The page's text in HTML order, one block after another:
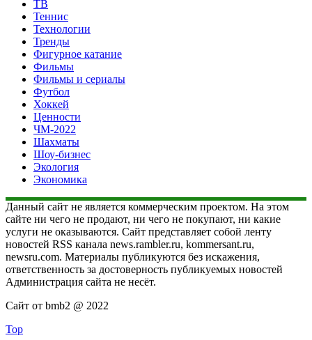
ТВ
Теннис
Технологии
Тренды
Фигурное катание
Фильмы
Фильмы и сериалы
Футбол
Хоккей
Ценности
ЧМ-2022
Шахматы
Шоу-бизнес
Экология
Экономика
Данный сайт не является коммерческим проектом. На этом
сайте ни чего не продают, ни чего не покупают, ни какие
услуги не оказываются. Сайт представляет собой ленту
новостей RSS канала news.rambler.ru, kommersant.ru,
newsru.com. Материалы публикуются без искажения,
ответственность за достоверность публикуемых новостей
Администрация сайта не несёт.
Сайт от bmb2 @ 2022
Top